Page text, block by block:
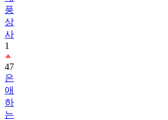
풍
상
사
1
47
은
애
하
는